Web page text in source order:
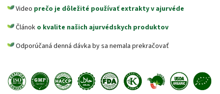
Video prečo je dôležité používať extrakty v ajurvéde
Článok o kvalite našich ajurvédskych produktov
Odporúčaná denná dávka by sa nemala prekračovať